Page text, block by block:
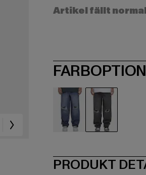
Artikel fällt
PRODUKT